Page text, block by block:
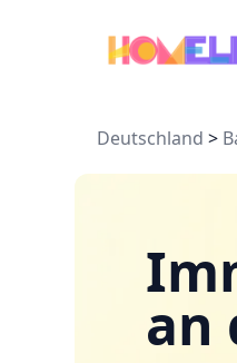
Deutschland >
an